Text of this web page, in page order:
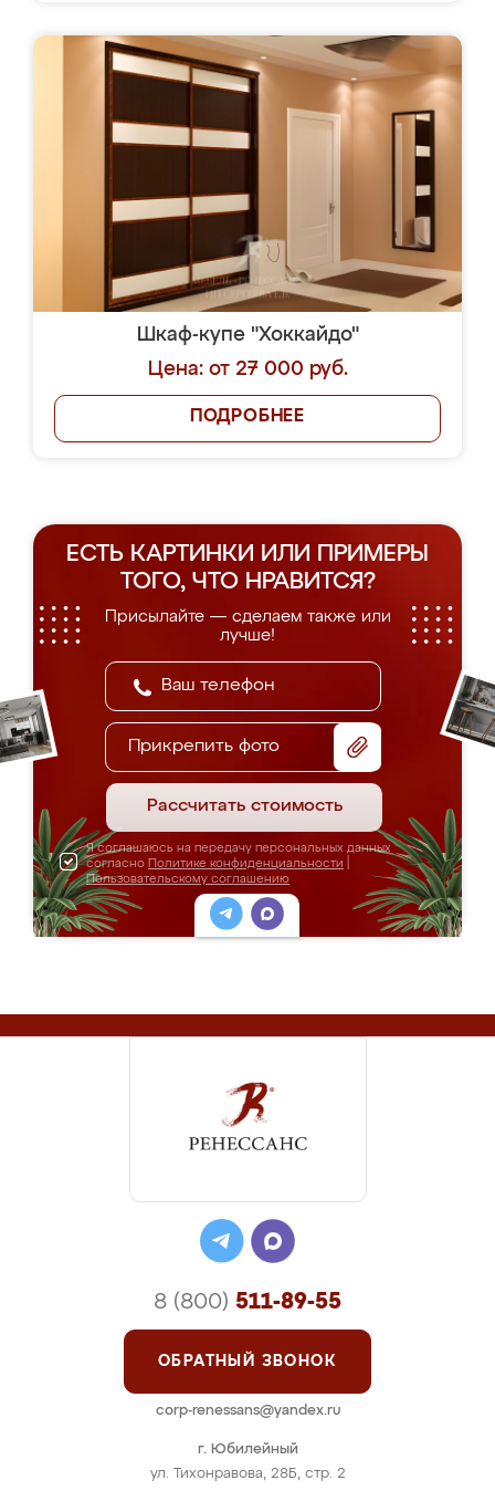
Шкаф-купе "Хоккайдо"
Цена: от 27 000 руб.
ПОДРОБНЕЕ
ЕСТЬ КАРТИНКИ ИЛИ ПРИМЕРЫ
ТОГО, ЧТО НРАВИТСЯ?
Присылайте — сделаем также или
лучше!
Прикрепить фото
Рассчитать стоимость
Я соглашаюсь на передачу персональных данных
согласно Политике конфиденциальности
Пользовательскому соглашению
г. Юбилейный
ул. Тихонравова, 28Б, стр. 2
8 (800) 511-89-55
ОБРАТНЫЙ ЗВОНОК
corp-renessans@yandex.ru